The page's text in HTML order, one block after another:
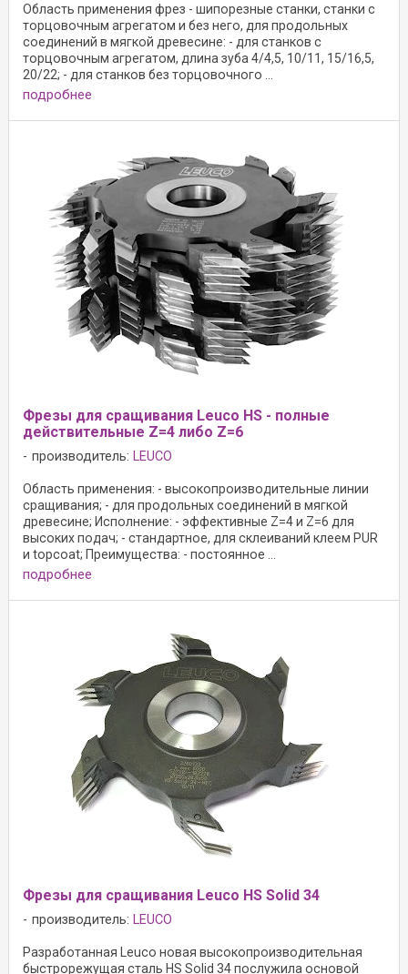
Область применения фрез - шипорезные станки, станки с
торцовочным агрегатом и без него, для продольных
соединений в мягкой древесине: - для станков с
торцовочным агрегатом, длина зуба 4/4,5, 10/11, 15/16,5,
20/22; - для станков без торцовочного ...
подробнее
Фрезы для сращивания Leuco HS - полные
действительные Z=4 либо Z=6
производитель: LEUCO
Область применения: - высокопроизводительные линии
сращивания; - для продольных соединений в мягкой
древесине; Исполнение: - эффективные Z=4 и Z=6 для
высоких подач; - стандартное, для склеиваний клеем PUR
и topcoat; Преимущества: - постоянное ...
подробнее
Фрезы для сращивания Leuco HS Solid 34
производитель: LEUCO
Разработанная Leuco новая высокопроизводительная
быстрорежущая сталь HS Solid 34 послужила основой